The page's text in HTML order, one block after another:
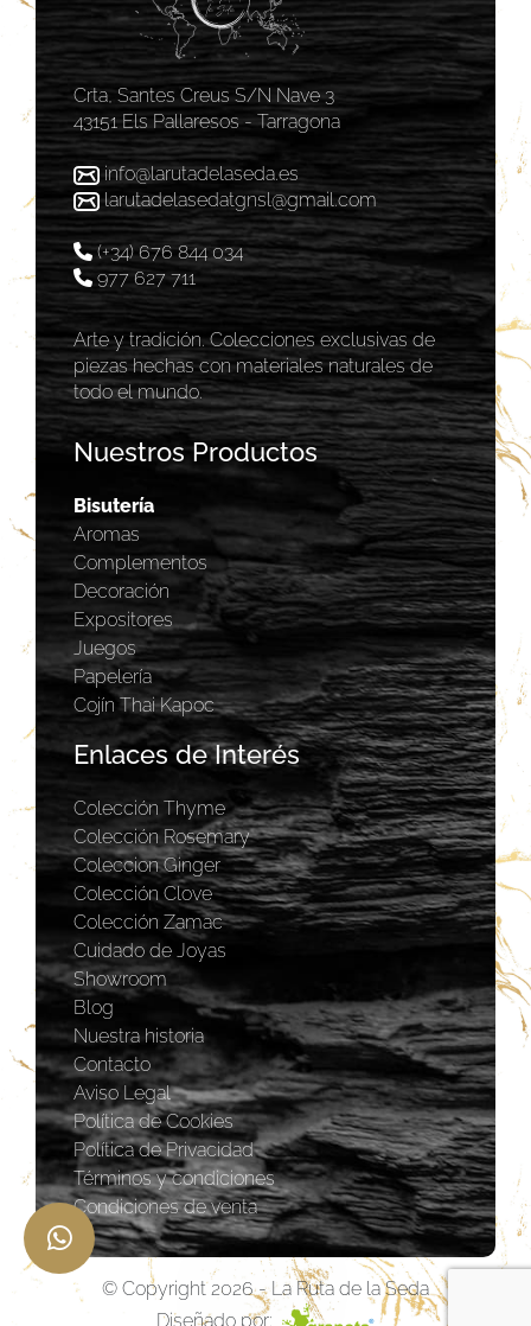
Crta, Santes Creus S/N Nave 3
43151 Els Pallaresos - Tarragona
info@larutadelaseda.es
larutadelasedatgnsl@gmail.com
(+34) 676 844 034
977 627 711
Arte y tradición. Colecciones exclusivas de
piezas hechas con materiales naturales de
todo el mundo.
Nuestros Productos
Bisutería
Aromas
Complementos
Decoración
Expositores
Juegos
Papelería
Cojín Thai Kapoc
Enlaces de Interés
Colección Thyme
Colección Rosemary
Coleccion Ginger
Colección Clove
Colección Zamac
Cuidado de Joyas
Showroom
Blog
Nuestra historia
Contacto
Aviso Legal
Política de Cookies
Política de Privacidad
Términos y condiciones
Condiciones de venta
© Copyright 2026 - La Ruta de la Seda
Diseñado por: